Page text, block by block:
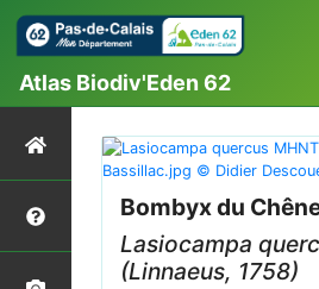
Atlas Biodiv'Eden 62
Bombyx du
Lasiocampa
(Linnaeus, 1758)